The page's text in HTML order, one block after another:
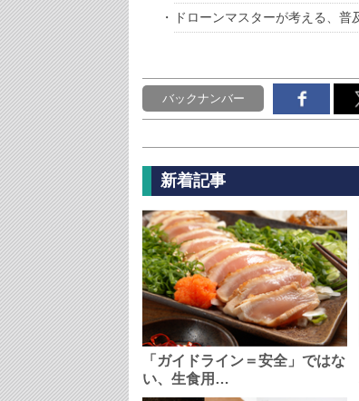
ドローンマスターが考える、普
バックナンバー
新着記事
「ガイドライン＝安全」ではな
い、生食用…